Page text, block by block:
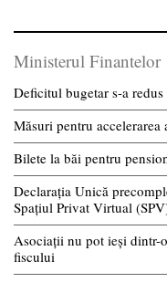
Ministerul Finantelor
Deficitul bugetar s-a
Măsuri pentru
Bilete la băi pentru
Declarația Unică
Spațiul Privat Virtual
Asociații nu pot ieși dintr-
fiscului